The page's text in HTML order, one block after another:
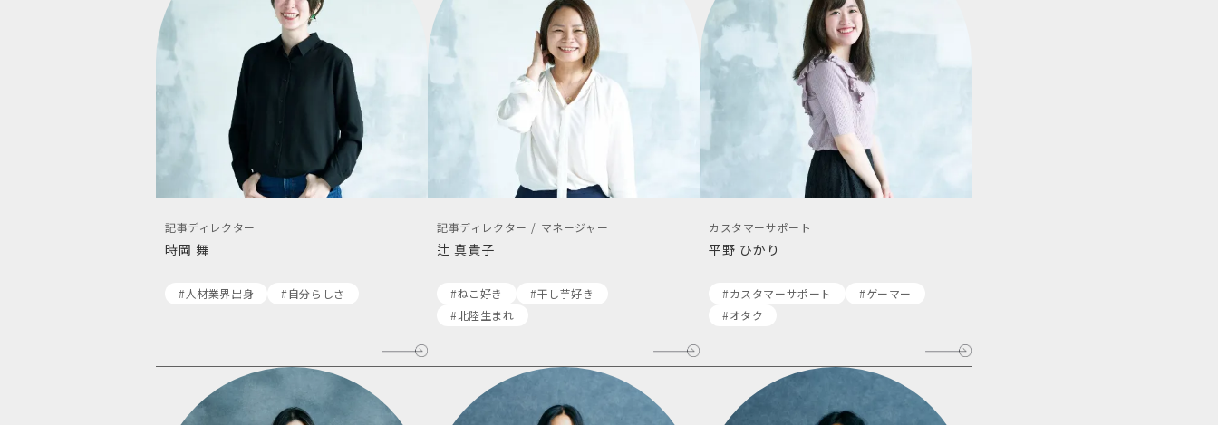
記事ディレクター
時岡 舞
#人材業界出身 #自分らしさ
記事ディレクター / マネージャー
辻 真貴子
#ねこ好き
#干し芋好き
#北陸生まれ
カスタマーサポート
平野 ひかり
#カスタマーサポート
#ゲーマー
#オタク